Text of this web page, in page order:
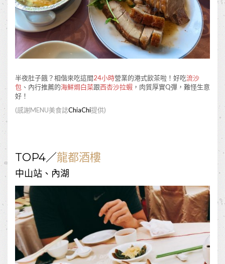
半夜肚子餓？相偕來吃這間24小時營業的港式飲茶啦！好吃流沙
包 、內行推薦的海鮮焗白菜跟西杏沙拉蝦 ，肉質厚實Q彈，難怪生意
好！
(感謝MENU美食誌ChiaChi提供)
TOP4／龍都酒樓
中山站、內湖